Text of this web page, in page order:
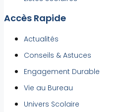
Accès Rapide
Actualités
Conseils & Astuces
Engagement Durable
Vie au Bureau
Univers Scolaire